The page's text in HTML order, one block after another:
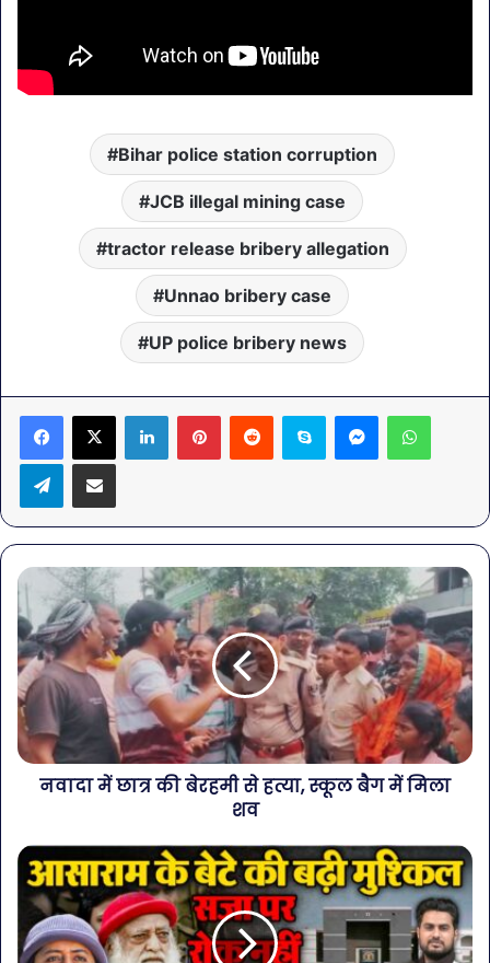
Bihar police station corruption
JCB illegal mining case
tractor release bribery allegation
Unnao bribery case
UP police bribery news
LinkedInPinterestReddit Skype Messenger
TelegramShare via Email
नवादा में छात्र की बेरहमी से हत्या, स्कूल बैग में मिला
शव